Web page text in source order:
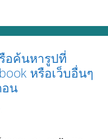
อค้นหารูปที่
หรือเว็บอื่นๆ
น